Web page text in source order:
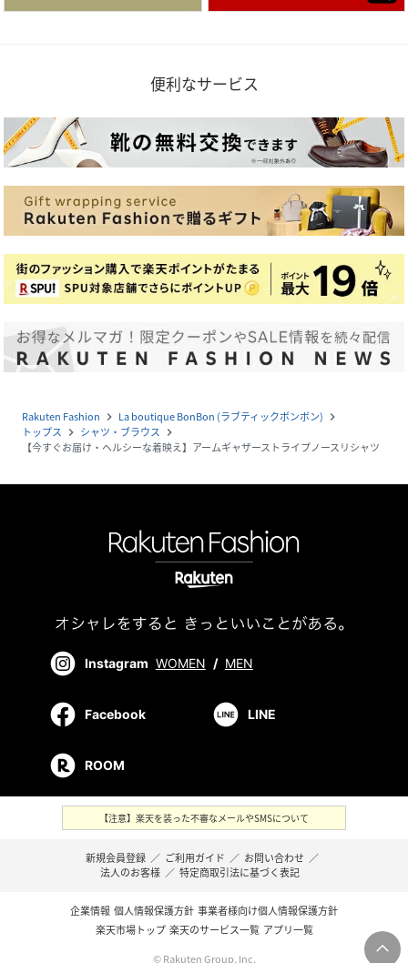
便利なサービス
Rakuten Fashion navigate_next La boutique BonBon (ラブティックボンボン) navigate_next
トップス navigate_next シャツ・ブラウス navigate_next
【今すぐお届け・ヘルシーな着映え】アームギャザーストライプノースリシャツ
Instagram WOMEN / MEN
Facebook LINE
ROOM
【注意】楽天を装った不審なメールやSMSについて
新規会員登録 ／ ご利用ガイド ／ お問い合わせ ／
法人のお客様 ／ 特定商取引法に基づく表記
企業情報 個人情報保護方針 事業者様向け個人情報保護方針
楽天市場トップ 楽天のサービス一覧 アプリ一覧
© Rakuten Group, Inc.